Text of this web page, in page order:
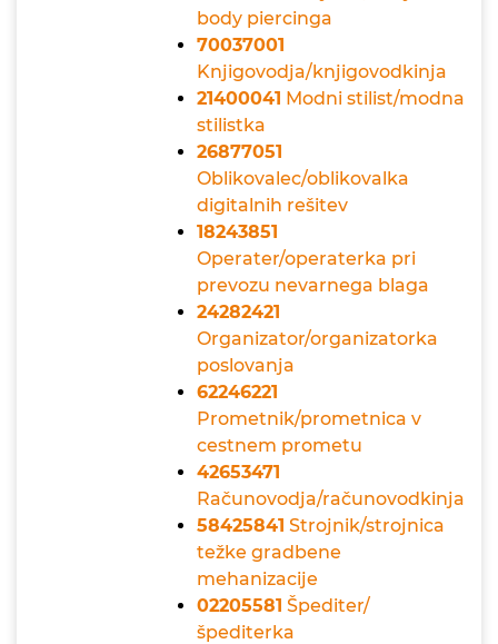
body piercinga
70037001
Knjigovodja/knjigovodkinja
21400041 Modni stilist/modna
stilistka
26877051
Oblikovalec/oblikovalka
digitalnih rešitev
18243851
Operater/operaterka pri
prevozu nevarnega blaga
24282421
Organizator/organizatorka
poslovanja
62246221
Prometnik/prometnica v
cestnem prometu
42653471
Računovodja/računovodkinja
58425841 Strojnik/strojnica
težke gradbene
mehanizacije
02205581 Špediter/
špediterka